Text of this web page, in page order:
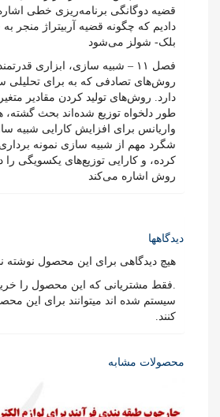
قضیه دوگانگی برنامه‌ریزی خطی
دادیم که چگونه قضیه آربیتراژ منجر
بلک- شولز می‌شود
فصل ۱۱ – شبیه سازی، ابزاری
روش‌های تصادفی که به برای تحلیلی
دارد. روش‌های تولید کردن مقادیر
طور دلخواه توزیع شده‌اند بحث
شگرد مهم از شبیه سازی نمونه
کرده، و کارایی توزیع‌های یکسویگی را
روش اشاره می‌کند
دیدگاهها
هیچ دیدگاهی برای این محصول نوشته
.فقط مشتریانی که این محصول را
سیستم شده اند میتوانند برای این
کنند.
محصولات مشابه